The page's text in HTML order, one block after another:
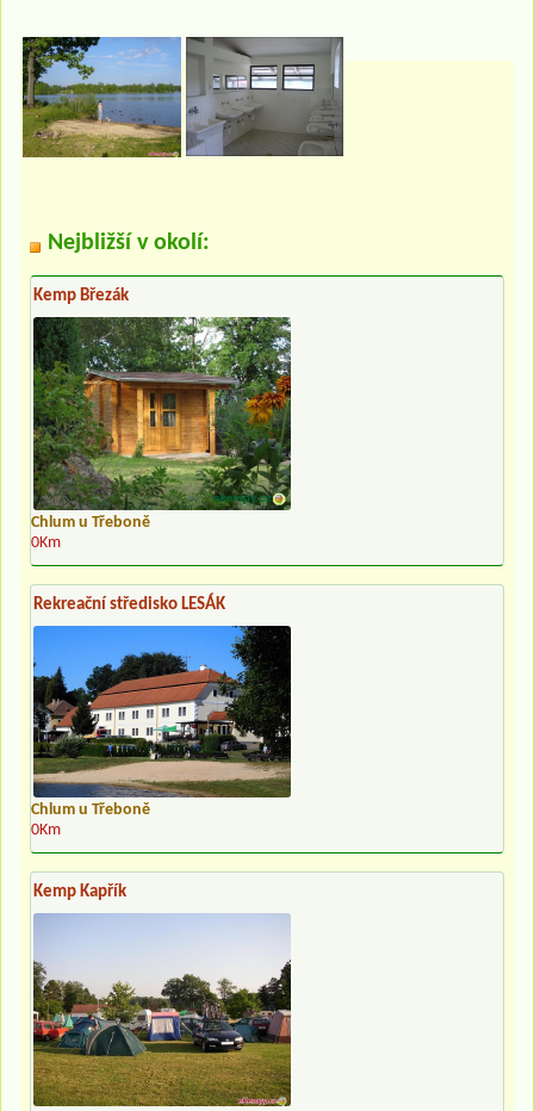
Nejbližší v okolí:
Kemp Březák
Chlum u Třeboně
0Km
Rekreační středisko LESÁK
Chlum u Třeboně
0Km
Kemp Kapřík